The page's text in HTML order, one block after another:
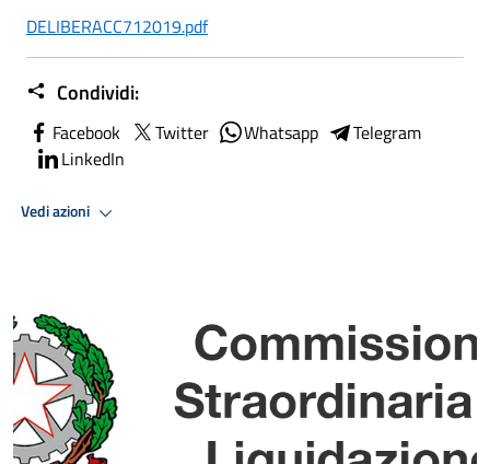
DELIBERACC712019.pdf
Condividi:
Facebook Twitter Whatsapp
Telegram
LinkedIn
Vedi azioni